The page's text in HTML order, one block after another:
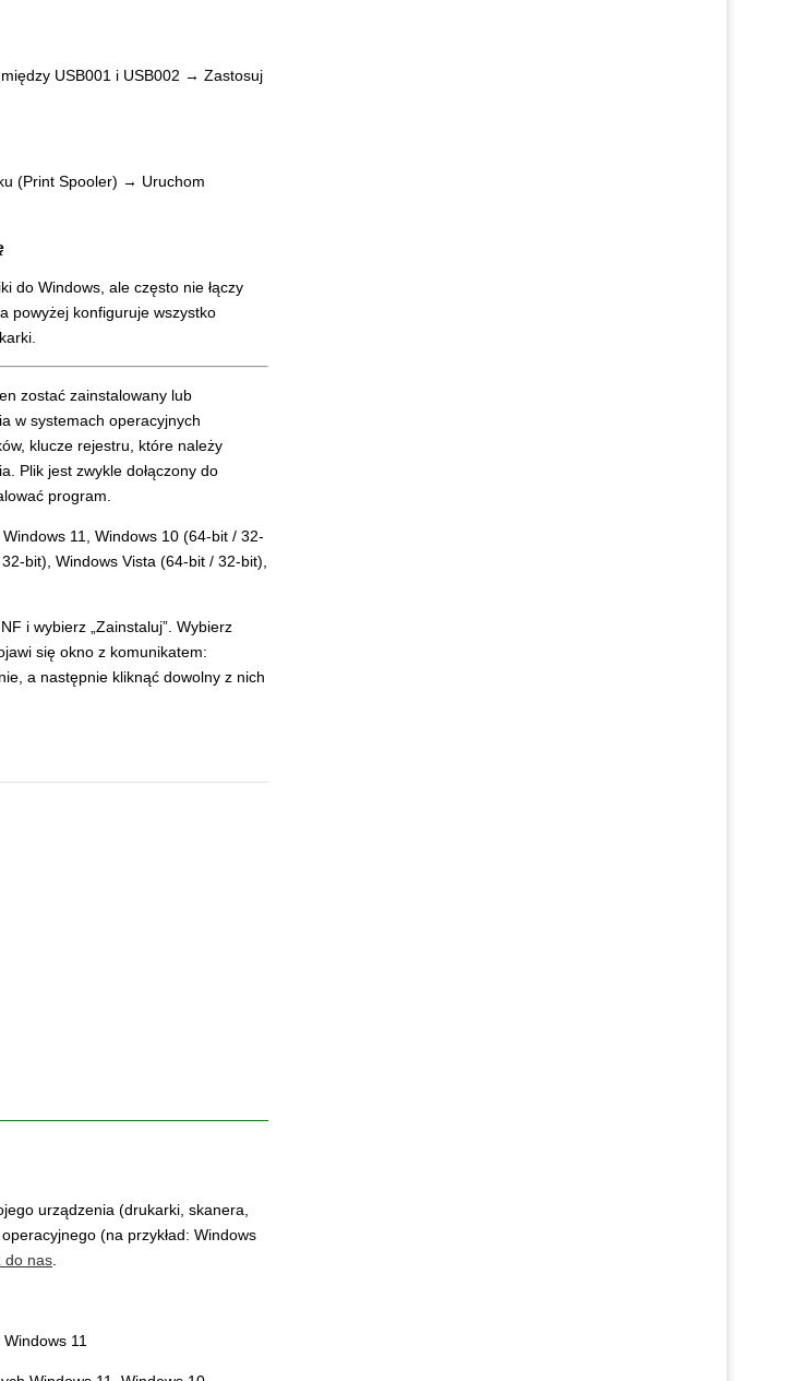
USB001 i USB002 → Zastosuj
(Print Spooler) → Uruchom
do Windows, ale często nie łączy
powyżej konfiguruje wszystko
zostać zainstalowany lub
w systemach operacyjnych
klucze rejestru, które należy
Plik jest zwykle dołączony do
program.
11, Windows 10 (64-bit / 32-
bit), Windows Vista (64-bit / 32-bit),
i wybierz „Zainstaluj”. Wybierz
się okno z komunikatem:
a następnie kliknąć dowolny z nich
urządzenia (drukarki, skanera,
(na przykład: Windows
do nas